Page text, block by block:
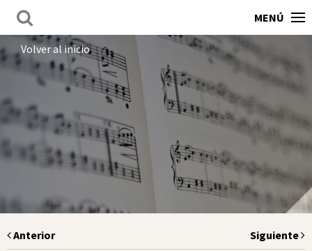
MENÚ
Volver al inicio
Anterior Siguiente